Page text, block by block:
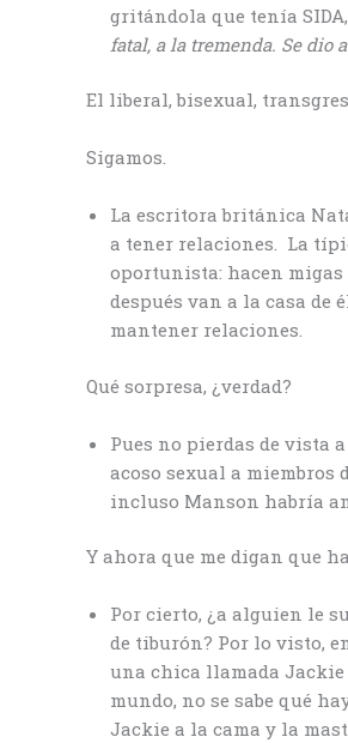
gritándola que tenía
fatal, a la tremenda. Se dio
El liberal, bisexual,
Sigamos.
La escritora británica
a tener relaciones. La
oportunista: hacen migas
después van a la casa de
mantener relaciones.
Qué sorpresa, ¿verdad?
Pues no pierdas de vista a
acoso sexual a miembros
incluso Manson habría
Y ahora que me digan que
Por cierto, ¿a alguien le
de tiburón? Por lo visto,
una chica llamada Jackie
mundo, no se sabe qué
Jackie a la cama y la